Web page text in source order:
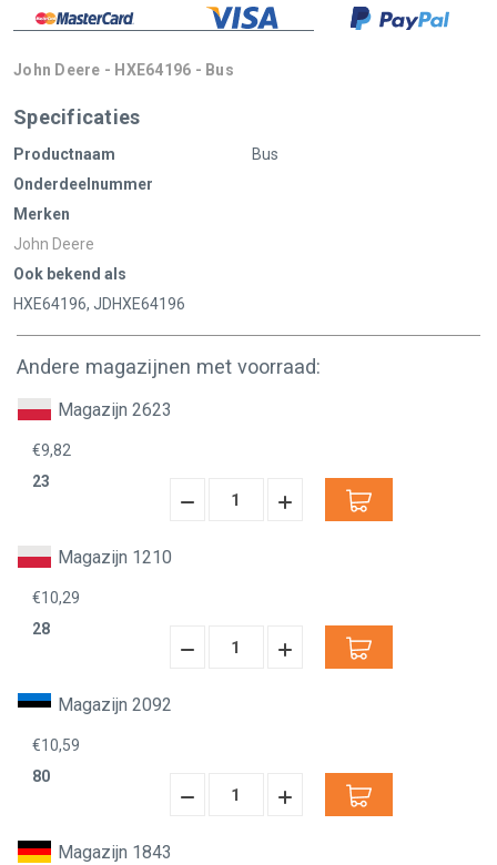
John Deere - HXE64196 - Bus
Specificaties
Productnaam
Bus
Onderdeelnummer
Merken
John Deere
Ook bekend als
HXE64196, JDHXE64196
Andere magazijnen met voorraad:
Magazijn 2623
€9,82
23
Hoeveelheid
Hoeveelheid
Magazijn 1210
€10,29
28
Hoeveelheid
Hoeveelheid
Magazijn 2092
€10,59
80
Hoeveelheid
Hoeveelheid
Magazijn 1843